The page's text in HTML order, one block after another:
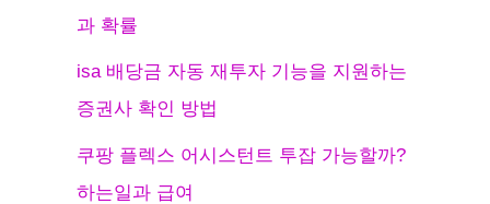
과 확률
isa 배당금 자동 재투자 기능을 지원하는
증권사 확인 방법
쿠팡 플렉스 어시스턴트 투잡 가능할까?
하는일과 급여